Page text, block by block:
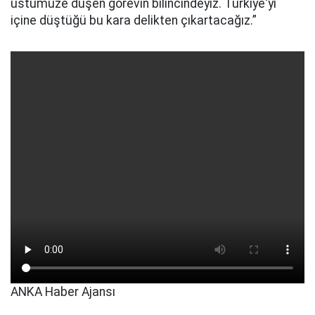
üstümüze düşen görevin bilincindeyiz. Türkiye'yi
içine düştüğü bu kara delikten çıkartacağız.”
ANKA Haber Ajansı